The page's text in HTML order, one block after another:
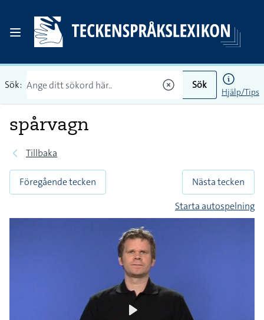
Sök: Sök
Hjälp/Tips
spårvagn
Tillbaka
Föregående tecken
Nästa tecken
Starta autospelning